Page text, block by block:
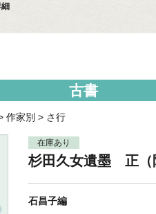
古書
作家別 > さ行
在庫あり
杉田久女遺墨 正（
石昌子編